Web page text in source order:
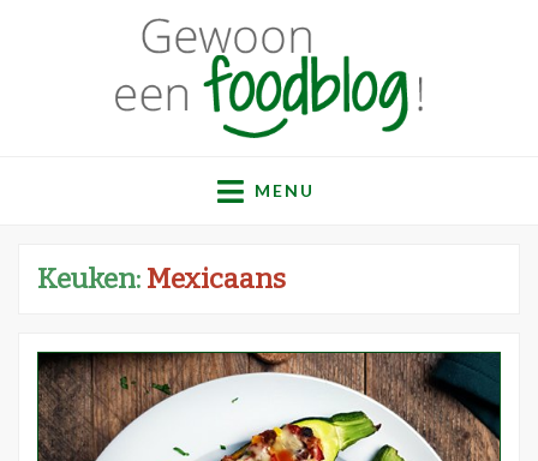
Gewoon een
foodblog!
recepten
MENU
Keuken: Mexicaans